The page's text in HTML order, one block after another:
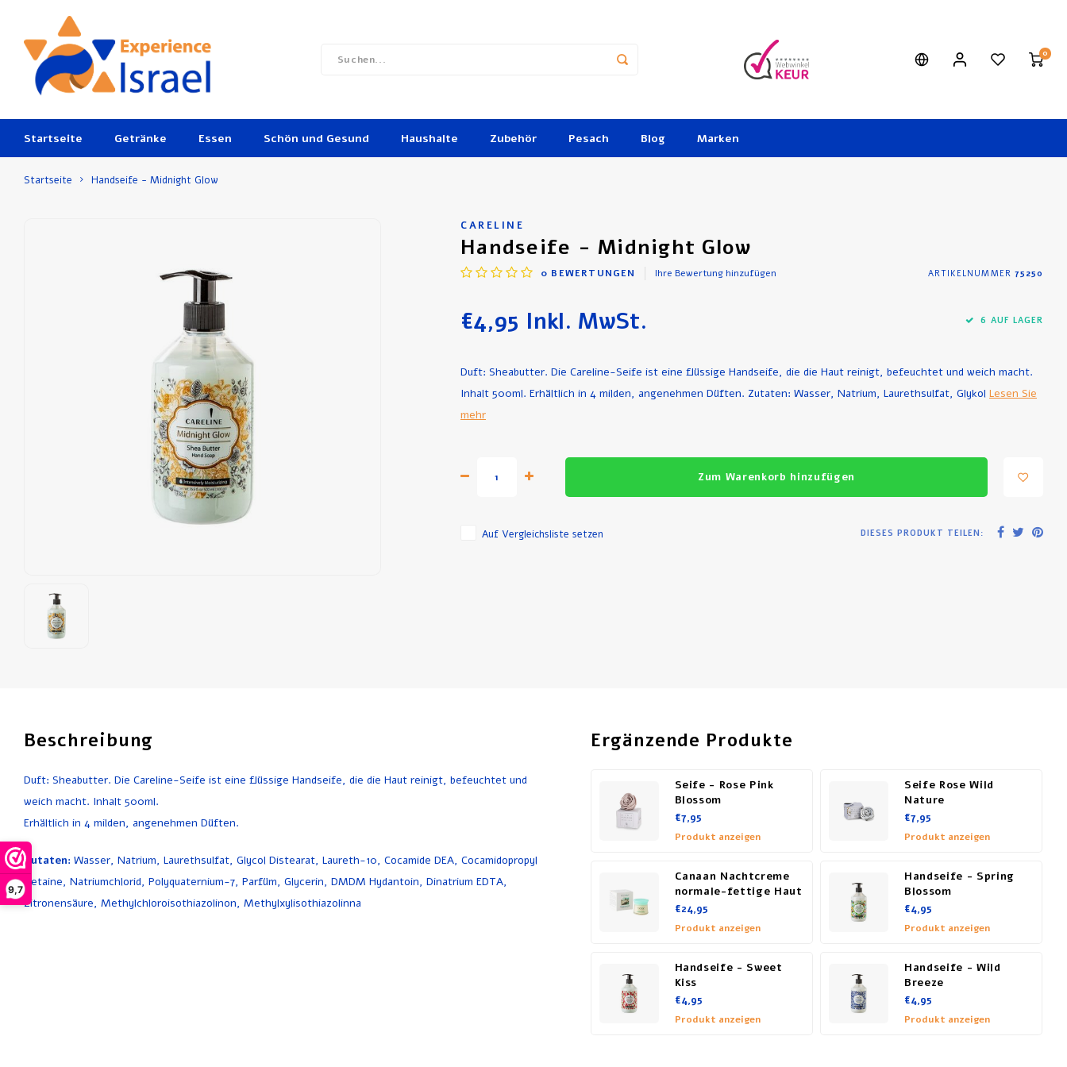
9,7
0
Startseite Getränke Essen Schön und Gesund Haushalte Zubehör Pesach Blog Marken
Startseite Handseife - Midnight Glow
CARELINE
Handseife - Midnight Glow
0 BEWERTUNGEN Ihre Bewertung hinzufügen ARTIKELNUMMER 75250
€4,95 Inkl. MwSt. 6 AUF LAGER
Duft: Sheabutter. Die Careline-Seife ist eine flüssige Handseife, die die Haut reinigt, befeuchtet und weich macht.
Inhalt 500ml. Erhältlich in 4 milden, angenehmen Düften. Zutaten: Wasser, Natrium, Laurethsulfat, Glykol Lesen Sie
mehr
Zum Warenkorb hinzufügen
Auf Vergleichsliste setzen DIESES PRODUKT TEILEN:
Beschreibung
Duft: Sheabutter. Die Careline-Seife ist eine flüssige Handseife, die die Haut reinigt, befeuchtet und
weich macht. Inhalt 500ml.
Erhältlich in 4 milden, angenehmen Düften.
Zutaten: Wasser, Natrium, Laurethsulfat, Glycol Distearat, Laureth-10, Cocamide DEA, Cocamidopropyl
Betaine, Natriumchlorid, Polyquaternium-7, Parfüm, Glycerin, DMDM ​​​​Hydantoin, Dinatrium EDTA,
Zitronensäure, Methylchloroisothiazolinon, Methylxylisothiazolinna
Ergänzende Produkte
Seife - Rose Pink
Blossom
€7,95
Produkt anzeigen
Seife Rose Wild
Nature
€7,95
Produkt anzeigen
Canaan Nachtcreme
normale-fettige Haut
€24,95
Produkt anzeigen
Handseife - Spring
Blossom
€4,95
Produkt anzeigen
Handseife - Sweet
Kiss
€4,95
Produkt anzeigen
Handseife - Wild
Breeze
€4,95
Produkt anzeigen